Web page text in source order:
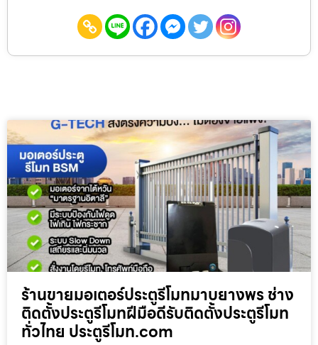
ร้านขายมอเตอร์ประตูรีโมทมาบยางพร ช่าง
ติดตั้งประตูรีโมทฝีมือดีรับติดตั้งประตูรีโมท
ทั่วไทย ประตูรีโมท.com